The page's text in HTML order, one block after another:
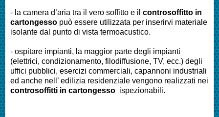
- la camera d’aria tra il vero soffitto e il controsoffitto in
cartongesso può essere utilizzata per inserirvi materiale
isolante dal punto di vista termoacustico.
- ospitare impianti, la maggior parte degli impianti
(elettrici, condizionamento, filodiffusione, TV, ecc.) degli
uffici pubblici, esercizi commerciali, capannoni industriali
ed anche nell’ edilizia residenziale vengono realizzati nei
controsoffitti in cartongesso ispezionabili.